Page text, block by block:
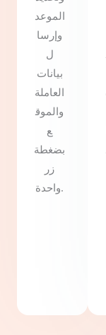
الموعد
وإرسا
ل
بيانات
العاملة
والموق
ع
بضغطة
زر
واحدة.